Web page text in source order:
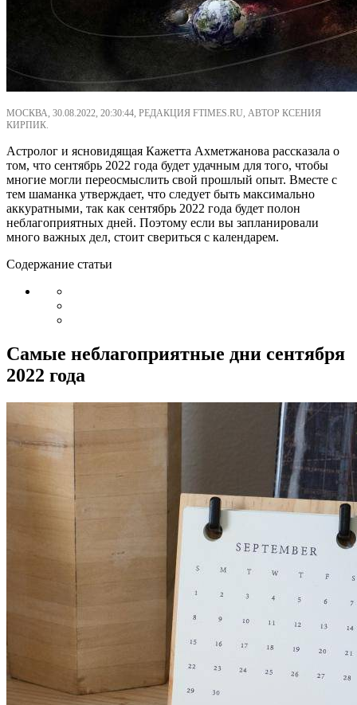
МОСКВА, 30.08.2022, 20:30:44, РЕДАКЦИЯ FTIMES.RU, АВТОР КСЕНИЯ
КИРПИК.
Астролог и ясновидящая Кажетта Ахметжанова рассказала о
том, что сентябрь 2022 года будет удачным для того, чтобы
многие могли переосмыслить свой прошлый опыт. Вместе с
тем шаманка утверждает, что следует быть максимально
аккуратными, так как сентябрь 2022 года будет полон
неблагоприятных дней. Поэтому если вы запланировали
много важных дел, стоит свериться с календарем.
Содержание статьи
Самые неблагоприятные дни сентября
2022 года